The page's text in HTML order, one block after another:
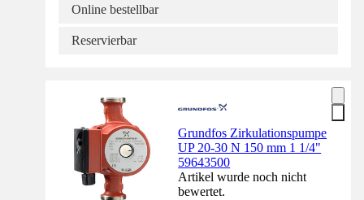
Online bestellbar
Reservierbar
Grundfos Zirkulationspumpe
UP 20-30 N 150 mm 1 1/4"
59643500
Artikel wurde noch nicht
bewertet.